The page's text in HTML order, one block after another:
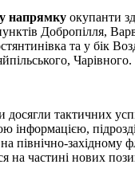
напрямку окупанти
Добропілля,
та у бік
Чарівного.
досягли тактичних
інформацією,
північно-західному
на частині нових